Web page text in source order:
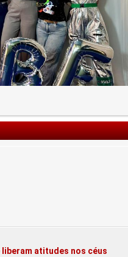
atitudes nos céus